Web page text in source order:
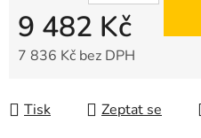
9 482 Kč
7 836 Kč bez DPH
Tisk Zeptat se